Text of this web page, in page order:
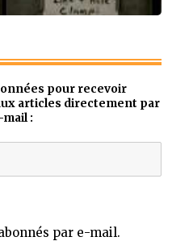
pour recevoir
articles directement par
mail :
par e-mail.